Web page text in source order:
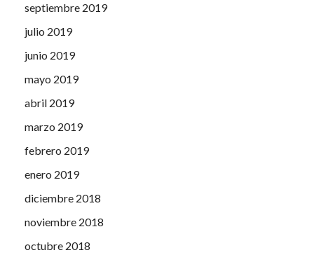
septiembre 2019
julio 2019
junio 2019
mayo 2019
abril 2019
marzo 2019
febrero 2019
enero 2019
diciembre 2018
noviembre 2018
octubre 2018